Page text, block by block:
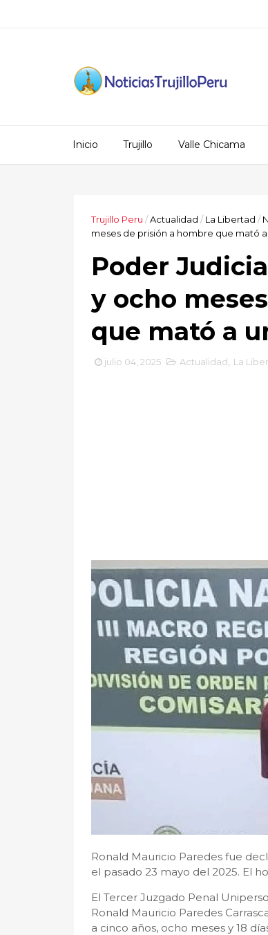
Inicio Trujillo Valle Chicama
Trujillo Peru /Actualidad / La Libertad /
meses de prisión a hombre que mató
Poder
y ocho
que mató a
julio 04, 2025 Actualidad La
Ronald Mauricio Paredes fue
el pasado 23 mayo del 2025. El
El Tercer Juzgado Penal
Ronald Mauricio Paredes
a cinco años, ocho meses y 18